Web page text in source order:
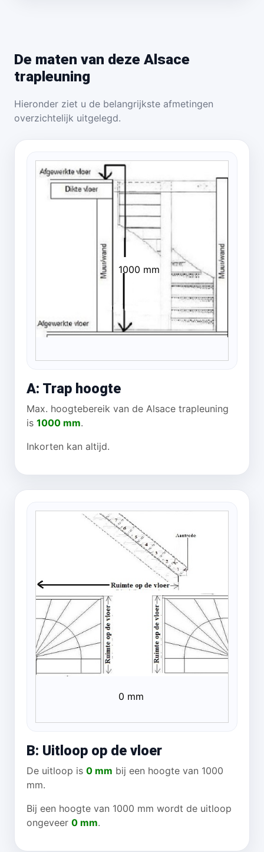
De maten van deze Alsace
trapleuning
Hieronder ziet u de belangrijkste afmetingen
overzichtelijk uitgelegd.
1000 mm
A: Trap hoogte
Max. hoogtebereik van de Alsace trapleuning
is 1000 mm.
Inkorten kan altijd.
0 mm
B: Uitloop op de vloer
De uitloop is 0 mm bij een hoogte van 1000
mm.
Bij een hoogte van 1000 mm wordt de uitloop
ongeveer 0 mm.